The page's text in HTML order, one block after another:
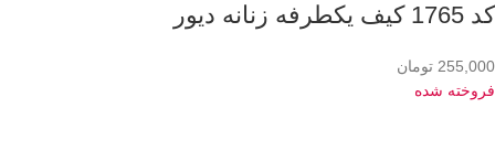
کد 1765 کیف یکطرفه زنانه دیور
255,000 تومان
فروخته شده